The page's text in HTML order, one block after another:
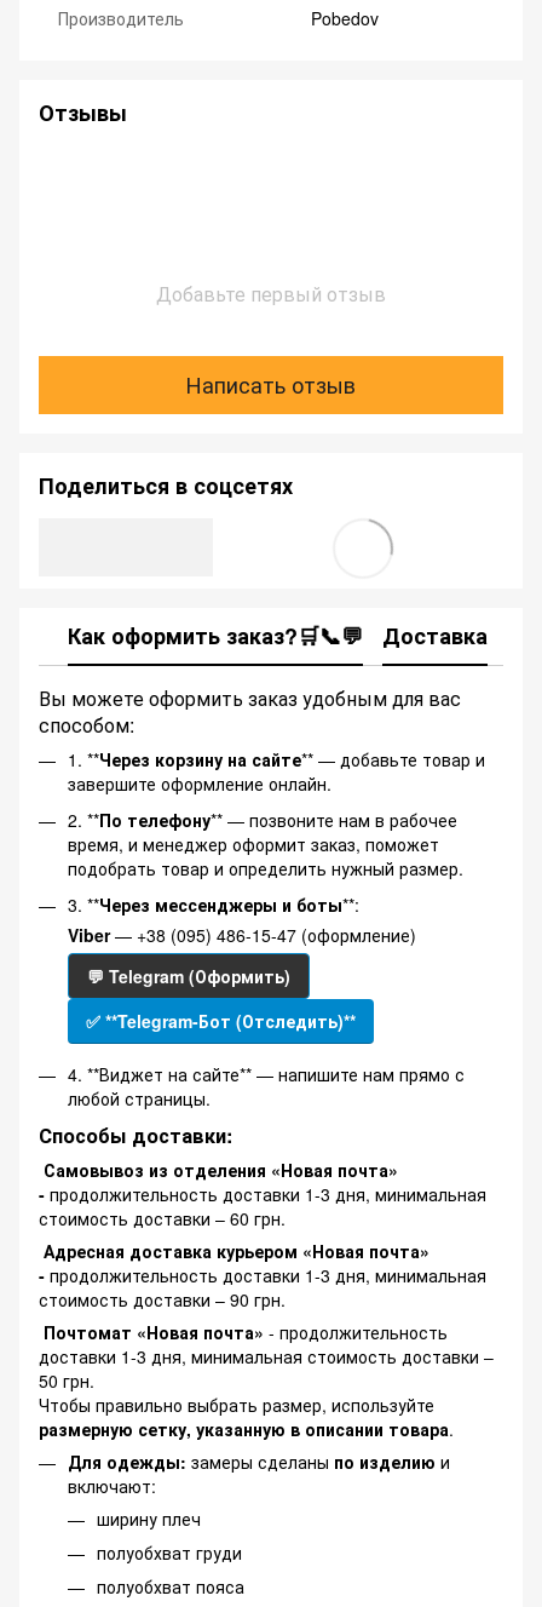
Производитель Pobedov
Отзывы
Добавьте первый отзыв
Написать отзыв
Поделиться в соцсетях
Как оформить заказ?🛒📞💬 Доставка
Вы можете оформить заказ удобным для вас
способом:
1. **Через корзину на сайте** — добавьте товар и
завершите оформление онлайн.
2. **По телефону** — позвоните нам в рабочее
время, и менеджер оформит заказ, поможет
подобрать товар и определить нужный размер.
3. **Через мессенджеры и боты**:
Viber— +38 (095) 486-15-47 (оформление)
💬 Telegram (Оформить)
✅ **Telegram-Бот (Отследить)**
4. **Виджет на сайте** — напишите нам прямо с
любой страницы.
Способы доставки:
Самовывоз из отделения «Новая почта»
- продолжительность доставки 1-3 дня, минимальная
стоимость доставки – 60 грн.
Адресная доставка курьером «Новая почта»
- продолжительность доставки 1-3 дня, минимальная
стоимость доставки – 90 грн.
Почтомат «Новая почта» - продолжительность
доставки 1-3 дня, минимальная стоимость доставки –
50 грн.
Чтобы правильно выбрать размер, используйте
размерную сетку, указанную в описании товара.
Для одежды: замеры сделаны по изделию и
включают:
ширину плеч
полуобхват груди
полуобхват пояса